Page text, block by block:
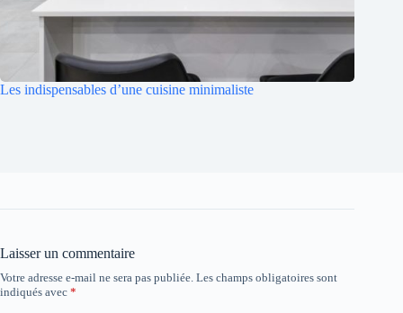
Les indispensables d’une cuisine minimaliste
Laisser un commentaire
Votre adresse e-mail ne sera pas publiée. Les champs obligatoires sont
indiqués avec *